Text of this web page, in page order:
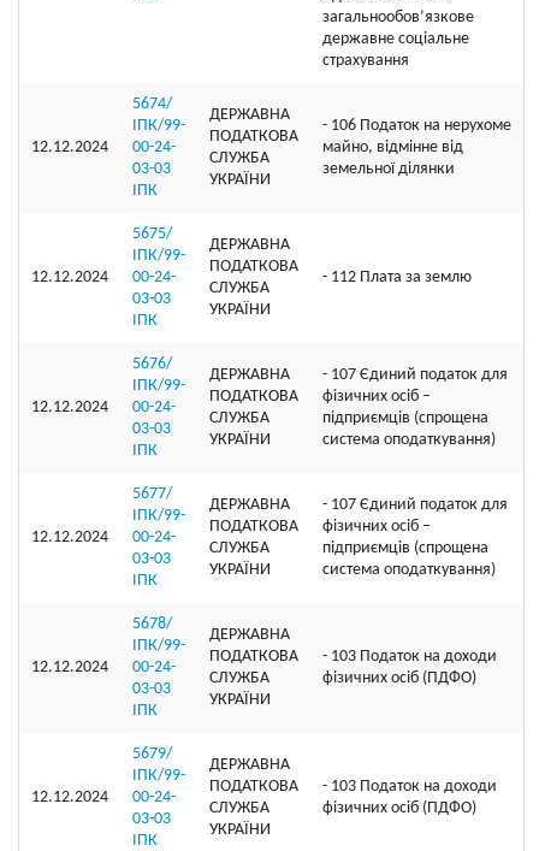
загальнообов’язкове
державне соціальне
страхування
12.12.2024
5674/
ІПК/99-
00-24-
03-03
ІПК
ДЕРЖАВНА
ПОДАТКОВА
СЛУЖБА
УКРАЇНИ
- 106 Податок на нерухоме
майно, відмінне від
земельної ділянки
12.12.2024
5675/
ІПК/99-
00-24-
03-03
ІПК
ДЕРЖАВНА
ПОДАТКОВА
СЛУЖБА
УКРАЇНИ
- 112 Плата за землю
12.12.2024
5676/
ІПК/99-
00-24-
03-03
ІПК
ДЕРЖАВНА
ПОДАТКОВА
СЛУЖБА
УКРАЇНИ
- 107 Єдиний податок для
фізичних осіб –
підприємців (спрощена
система оподаткування)
12.12.2024
5677/
ІПК/99-
00-24-
03-03
ІПК
ДЕРЖАВНА
ПОДАТКОВА
СЛУЖБА
УКРАЇНИ
- 107 Єдиний податок для
фізичних осіб –
підприємців (спрощена
система оподаткування)
12.12.2024
5678/
ІПК/99-
00-24-
03-03
ІПК
ДЕРЖАВНА
ПОДАТКОВА
СЛУЖБА
УКРАЇНИ
- 103 Податок на доходи
фізичних осіб (ПДФО)
12.12.2024
5679/
ІПК/99-
00-24-
03-03
ІПК
ДЕРЖАВНА
ПОДАТКОВА
СЛУЖБА
УКРАЇНИ
- 103 Податок на доходи
фізичних осіб (ПДФО)